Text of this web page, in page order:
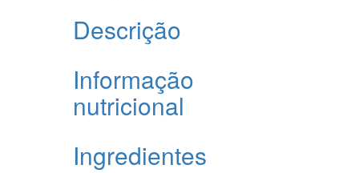
Descrição
Informação
nutricional
Ingredientes